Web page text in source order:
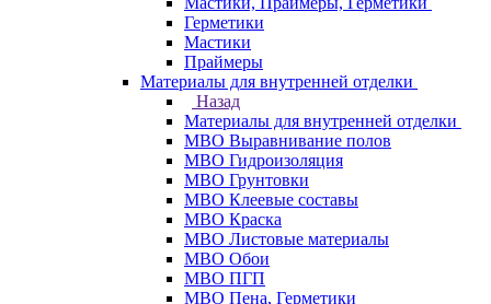
Герметики
Мастики
Праймеры
Материалы для внутренней отделки
Назад
Материалы для внутренней отделки
МВО Выравнивание полов
МВО Гидроизоляция
МВО Грунтовки
МВО Клеевые составы
МВО Краска
МВО Листовые материалы
МВО Обои
МВО ПГП
МВО Пена, Герметики